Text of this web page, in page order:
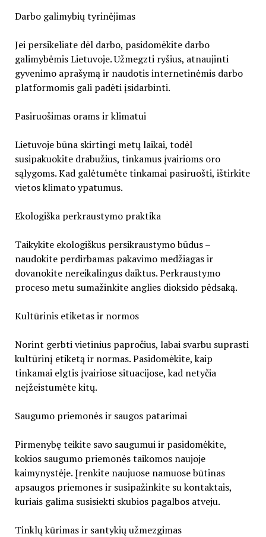
Darbo galimybių tyrinėjimas
Jei persikeliate dėl darbo, pasidomėkite darbo
galimybėmis Lietuvoje. Užmegzti ryšius, atnaujinti
gyvenimo aprašymą ir naudotis internetinėmis darbo
platformomis gali padėti įsidarbinti.
Pasiruošimas orams ir klimatui
Lietuvoje būna skirtingi metų laikai, todėl
susipakuokite drabužius, tinkamus įvairioms oro
sąlygoms. Kad galėtumėte tinkamai pasiruošti, ištirkite
vietos klimato ypatumus.
Ekologiška perkraustymo praktika
Taikykite ekologiškus persikraustymo būdus –
naudokite perdirbamas pakavimo medžiagas ir
dovanokite nereikalingus daiktus. Perkraustymo
proceso metu sumažinkite anglies dioksido pėdsaką.
Kultūrinis etiketas ir normos
Norint gerbti vietinius papročius, labai svarbu suprasti
kultūrinį etiketą ir normas. Pasidomėkite, kaip
tinkamai elgtis įvairiose situacijose, kad netyčia
neįžeistumėte kitų.
Saugumo priemonės ir saugos patarimai
Pirmenybę teikite savo saugumui ir pasidomėkite,
kokios saugumo priemonės taikomos naujoje
kaimynystėje. Įrenkite naujuose namuose būtinas
apsaugos priemones ir susipažinkite su kontaktais,
kuriais galima susisiekti skubios pagalbos atveju.
Tinklų kūrimas ir santykių užmezgimas